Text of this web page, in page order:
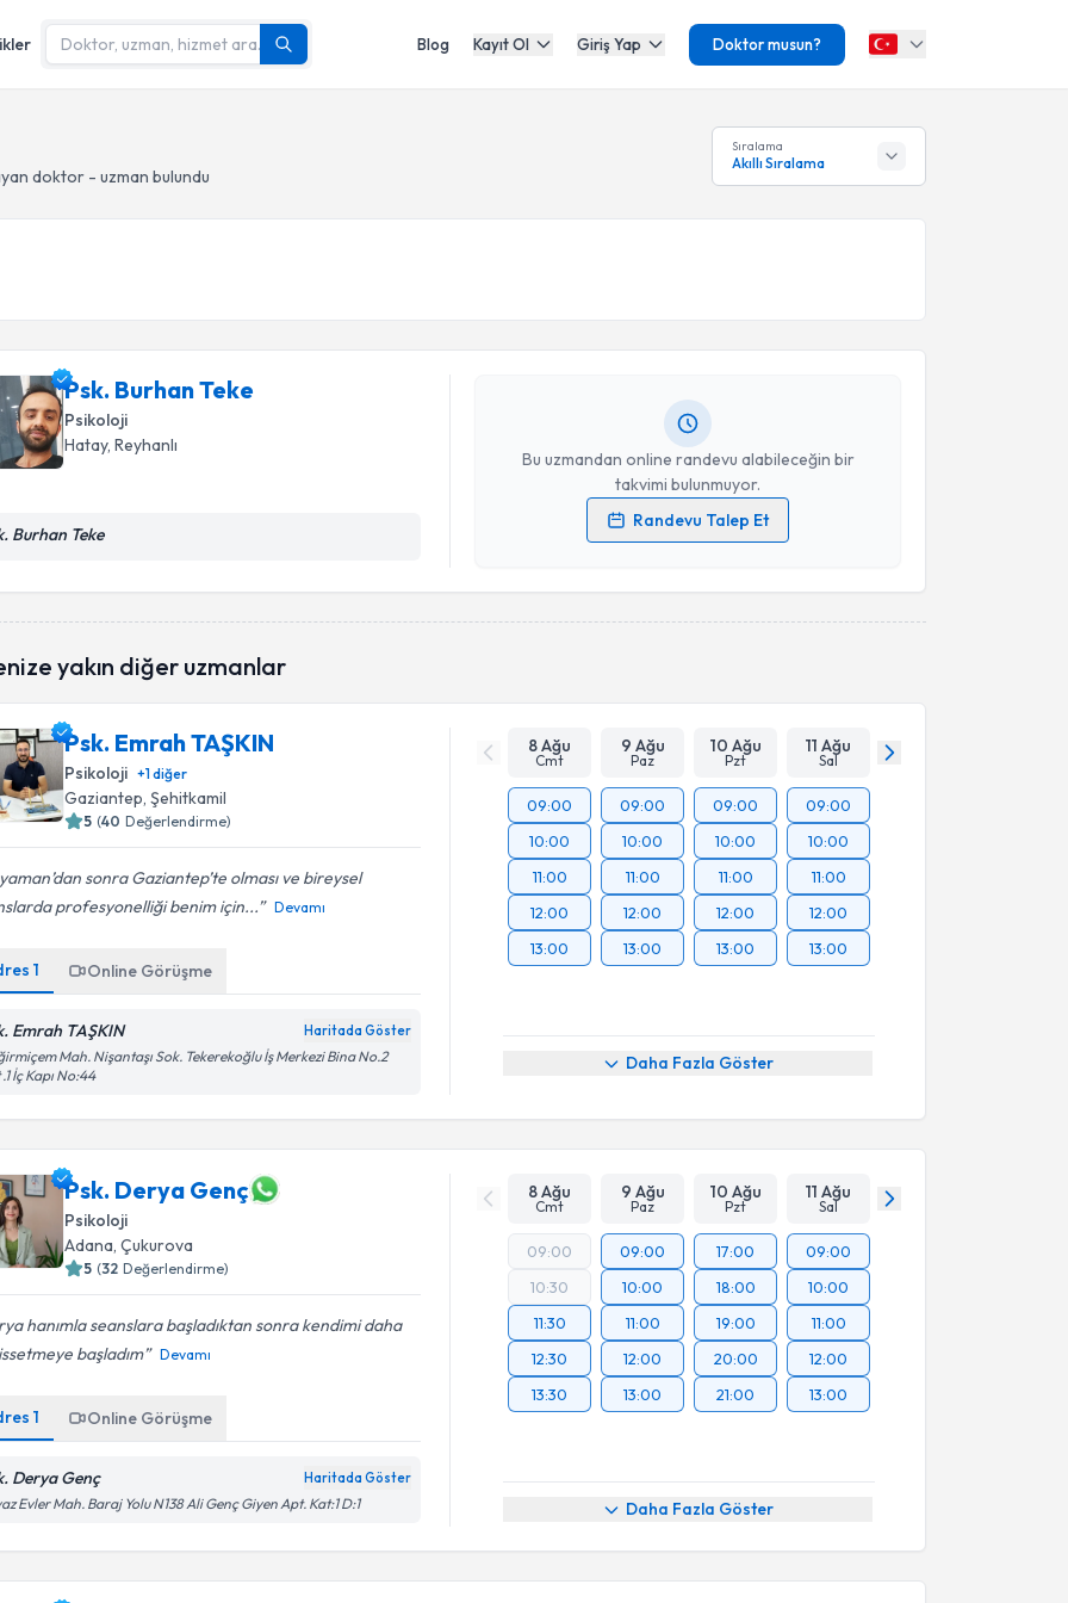
Blog Kayıt Ol Giriş Yap Doktor musun?
doktor - uzman bulundu
Sıralama
Akıllı Sıralama
Psk. Burhan Teke
Psikoloji
Hatay, Reyhanlı
Burhan Teke
Bu uzmandan online randevu alabileceğin bir
takvimi bulunmuyor.
Randevu Talep Et
uzmandan randevu almanız için bir takvim hazırlandığında e-
posta ile bilgilendireceğiz.
Kişisel verilerimin işlenmesine ilişkinAydınlatma Metni
işlenmesini kabul ediyorum.
yakın diğer uzmanlar
Psk. Emrah TAŞKIN
Psikoloji +1diğer
Gaziantep, Şehitkamil
5 (40 Değerlendirme)
sonra Gaziantep’te olması ve bireysel
profesyonelliği benim için...
Devamı
1 Online Görüşme
Emrah TAŞKIN Haritada Göster
Mah. Nişantaşı Sok. Tekerekoğlu İş Merkezi Bina No.2
İç Kapı No:44
8 Ağu
Cmt
9 Ağu
Paz
10 Ağu
Pzt
11 Ağu
Sal
09:00
10:00
11:00
12:00
13:00
09:00
10:00
11:00
12:00
13:00
09:00
10:00
11:00
12:00
13:00
09:00
10:00
11:00
12:00
13:00
Daha Fazla Göster
Psk. Derya Genç
Psikoloji
Adana, Çukurova
5 (32 Değerlendirme)
hanımla seanslara başladıktan sonra kendimi daha
başladım
Devamı
1 Online Görüşme
Derya Genç Haritada Göster
Evler Mah. Baraj Yolu N138 Ali Genç Giyen Apt. Kat:1 D:1
8 Ağu
Cmt
9 Ağu
Paz
10 Ağu
Pzt
11 Ağu
Sal
09:00
10:30
11:30
12:30
13:30
09:00
10:00
11:00
12:00
13:00
17:00
18:00
19:00
20:00
21:00
09:00
10:00
11:00
12:00
13:00
Daha Fazla Göster
Randevu Takvimi Talebi